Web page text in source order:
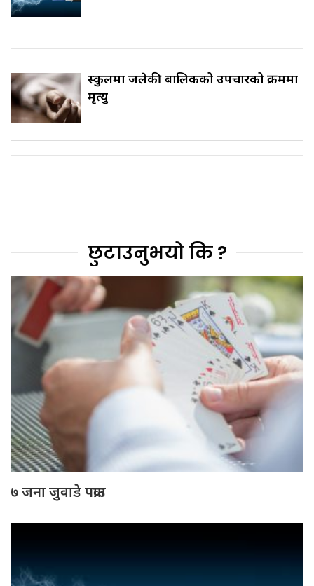
स्कुलमा जलेकी बालिकको उपचारको क्रममा
मृत्यु
छुटाउनुभयो कि ?
७ जना जुवाडे पक्राउ